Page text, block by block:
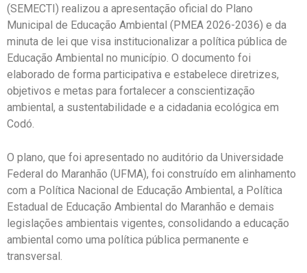
(SEMECTI) realizou a apresentação oficial do Plano
Municipal de Educação Ambiental (PMEA 2026-2036) e da
minuta de lei que visa institucionalizar a política pública de
Educação Ambiental no município. O documento foi
elaborado de forma participativa e estabelece diretrizes,
objetivos e metas para fortalecer a conscientização
ambiental, a sustentabilidade e a cidadania ecológica em
Codó.
O plano, que foi apresentado no auditório da Universidade
Federal do Maranhão (UFMA), foi construído em alinhamento
com a Política Nacional de Educação Ambiental, a Política
Estadual de Educação Ambiental do Maranhão e demais
legislações ambientais vigentes, consolidando a educação
ambiental como uma política pública permanente e
transversal.